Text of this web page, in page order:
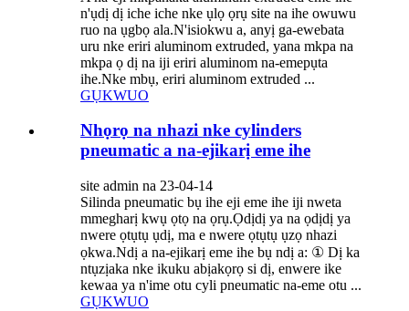
n'ụdị dị iche iche nke ụlọ ọrụ site na ihe owuwu
ruo na ụgbọ ala.N'isiokwu a, anyị ga-ewebata
uru nke eriri aluminom extruded, yana mkpa na
mkpa ọ dị na iji eriri aluminom na-emepụta
ihe.Nke mbụ, eriri aluminom extruded ...
GỤKWUO
Nhọrọ na nhazi nke cylinders
pneumatic a na-ejikarị eme ihe
site admin na 23-04-14
Silinda pneumatic bụ ihe eji eme ihe iji nweta
mmegharị kwụ ọtọ na ọrụ.Ọdịdị ya na ọdịdị ya
nwere ọtụtụ ụdị, ma e nwere ọtụtụ ụzọ nhazi
ọkwa.Ndị a na-ejikarị eme ihe bụ ndị a: ① Dị ka
ntụzịaka nke ikuku abịakọrọ si dị, enwere ike
kewaa ya n'ime otu cyli pneumatic na-eme otu ...
GỤKWUO